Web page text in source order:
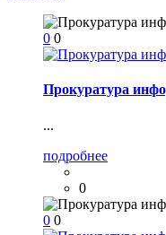
0 0
Прокуратура
...
подробнее
0
0 0